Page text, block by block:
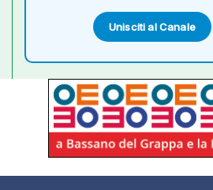
Unisciti al Canale